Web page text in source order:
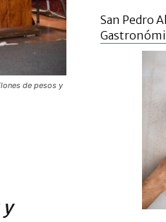
de pesos y
San Pedro